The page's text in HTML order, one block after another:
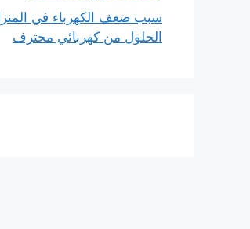
سبب ضعف الكهرباء في
الحلول من كهربائي محترف